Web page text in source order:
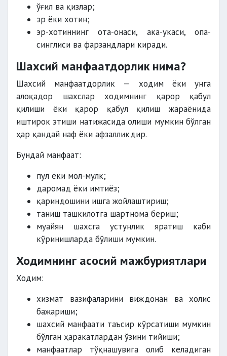
ўғил ва қизлар;
эр ёки хотин;
эр-хотиннинг ота-онаси, ака-укаси, опа-
синглиси ва фарзандлари киради.
Шахсий манфаатдорлик нима?
Шахсий манфаатдорлик — ходим ёки унга
алоқадор шахслар ходимнинг қарор қабул
қилиши ёки қарор қабул қилиш жараёнида
иштирок этиши натижасида олиши мумкин бўлган
ҳар қандай наф ёки афзалликдир.
Бундай манфаат:
пул ёки мол-мулк;
даромад ёки имтиёз;
қариндошини ишга жойлаштириш;
таниш ташкилотга шартнома бериш;
муайян шахсга устунлик яратиш каби
кўринишларда бўлиши мумкин.
Ходимнинг асосий мажбуриятлари
Ходим:
хизмат вазифаларини виждонан ва холис
бажариши;
шахсий манфаати таъсир кўрсатиши мумкин
бўлган ҳаракатлардан ўзини тийиши;
манфаатлар тўқнашувига олиб келадиган